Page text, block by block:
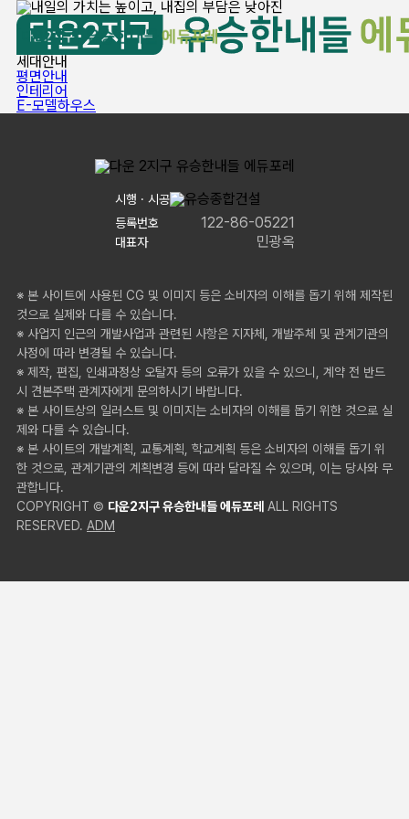
세대안내
평면안내
인테리어
E-모델하우스
시행 · 시공
등록번호
122-86-05221
대표자 민광옥
※ 본 사이트에 사용된 CG 및 이미지 등은 소비자의 이해를 돕기 위해 제작된
것으로 실제와 다를 수 있습니다.
※ 사업지 인근의 개발사업과 관련된 사항은 지자체, 개발주체 및 관계기관의
사정에 따라 변경될 수 있습니다.
※ 제작, 편집, 인쇄과정상 오탈자 등의 오류가 있을 수 있으니, 계약 전 반드
시 견본주택 관계자에게 문의하시기 바랍니다.
※ 본 사이트상의 일러스트 및 이미지는 소비자의 이해를 돕기 위한 것으로 실
제와 다를 수 있습니다.
※ 본 사이트의 개발계획, 교통계획, 학교계획 등은 소비자의 이해를 돕기 위
한 것으로, 관계기관의 계획변경 등에 따라 달라질 수 있으며, 이는 당사와 무
관합니다.
COPYRIGHT © 다운2지구 유승한내들 에듀포레 ALL RIGHTS
RESERVED. ADM